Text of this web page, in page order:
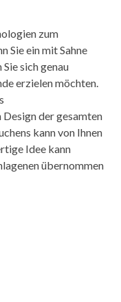
zum
Sie ein mit Sahne
sich genau
erzielen möchten.
der gesamten
kann von Ihnen
Idee kann
übernommen